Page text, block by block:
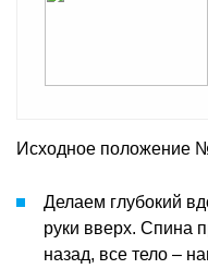
Исходное положение
Делаем глубокий
руки вверх. Спина
назад, все тело –